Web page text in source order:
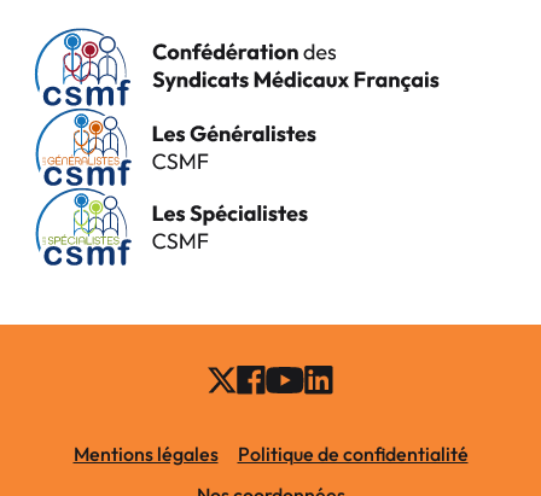
Mentions légales
Politique de confidentialité